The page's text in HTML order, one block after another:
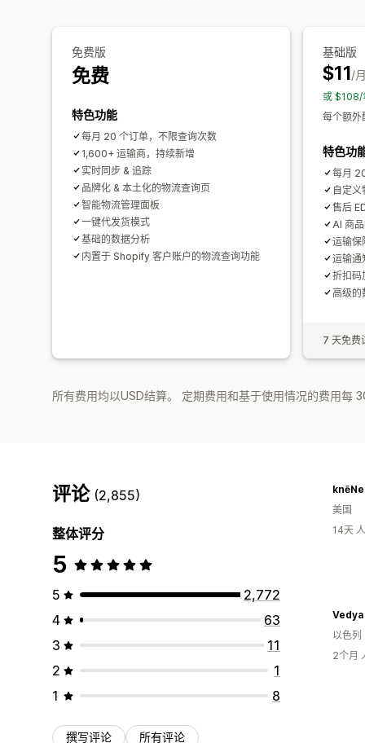
免费版
免费
特色功能
每月 20 个订单，不限查询次数
1,600+ 运输商，持续新增
实时同步 & 追踪
品牌化 & 本土化的物流查询页
智能物流管理面板
一键代发货模式
基础的数据分析
内置于 Shopify 客户账户的物流查询功能
基础版
$11/
或 $108/
每个额
特色功
每月
自定
售后
AI 商
运输保
运输通
折扣码
高级的
7 天免费
所有费用均以USD结算。 定期费用和基于使用情况的费用每
评论 (2,855)
整体评分
5
5
2,772
4
63
3
11
2
1
1
8
撰写评论 所有评论
美国
14天
以色列
2个月